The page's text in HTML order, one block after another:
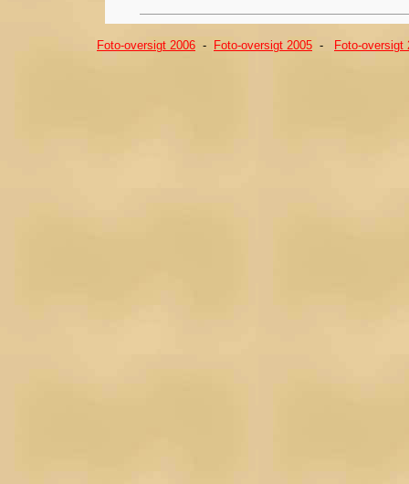
Foto-oversigt 2006 - Foto-oversigt 2005 - Foto-oversigt